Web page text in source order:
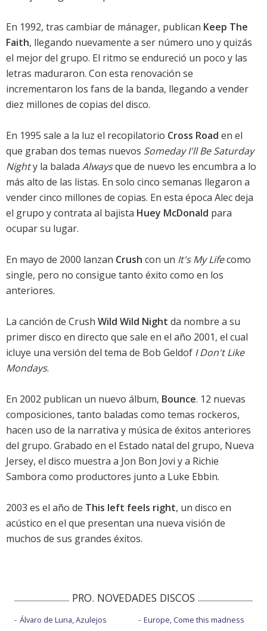
En 1992, tras cambiar de mánager, publican Keep The
Faith, llegando nuevamente a ser número uno y quizás
el mejor del grupo. El ritmo se endureció un poco y las
letras maduraron. Con esta renovación se
incrementaron los fans de la banda, llegando a vender
diez millones de copias del disco.
En 1995 sale a la luz el recopilatorio Cross Road en el
que graban dos temas nuevos Someday I'll Be Saturday
Nighty la balada Alwaysque de nuevo les encumbra a lo
más alto de las listas. En solo cinco semanas llegaron a
vender cinco millones de copias. En esta época Alec deja
el grupo y contrata al bajista Huey McDonald para
ocupar su lugar.
En mayo de 2000 lanzan Crush con un It's My Lifecomo
single, pero no consigue tanto éxito como en los
anteriores.
La canción de Crush Wild Wild Night da nombre a su
primer disco en directo que sale en el año 2001, el cual
icluye una versión del tema de Bob Geldof I Don't Like
Mondays.
En 2002 publican un nuevo álbum, Bounce. 12 nuevas
composiciones, tanto baladas como temas rockeros,
hacen uso de la narrativa y música de éxitos anteriores
del grupo. Grabado en el Estado natal del grupo, Nueva
Jersey, el disco muestra a Jon Bon Jovi y a Richie
Sambora como productores junto a Luke Ebbin.
2003 es el año de This left feels right, un disco en
acústico en el que presentan una nueva visión de
muchos de sus grandes éxitos.
PRO. NOVEDADES DISCOS
Álvaro de Luna, Azulejos
Europe, Come this madness